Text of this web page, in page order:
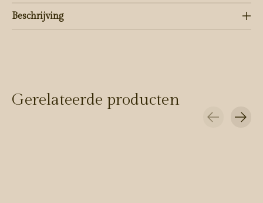
Beschrijving
Gerelateerde producten